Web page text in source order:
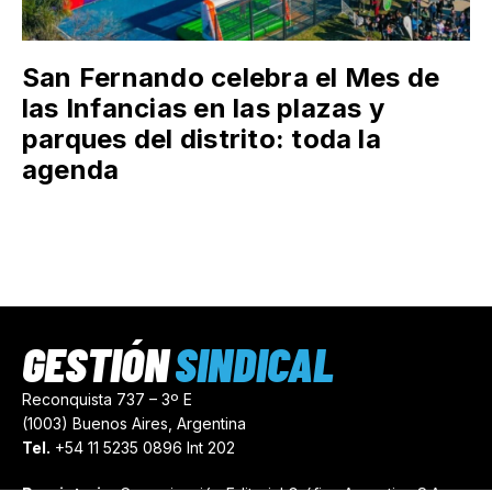
San Fernando celebra el Mes de
las Infancias en las plazas y
parques del distrito: toda la
agenda
Reconquista 737 – 3º E
(1003) Buenos Aires, Argentina
Tel. +54 11 5235 0896 Int 202
GESTIÓNSINDICAL